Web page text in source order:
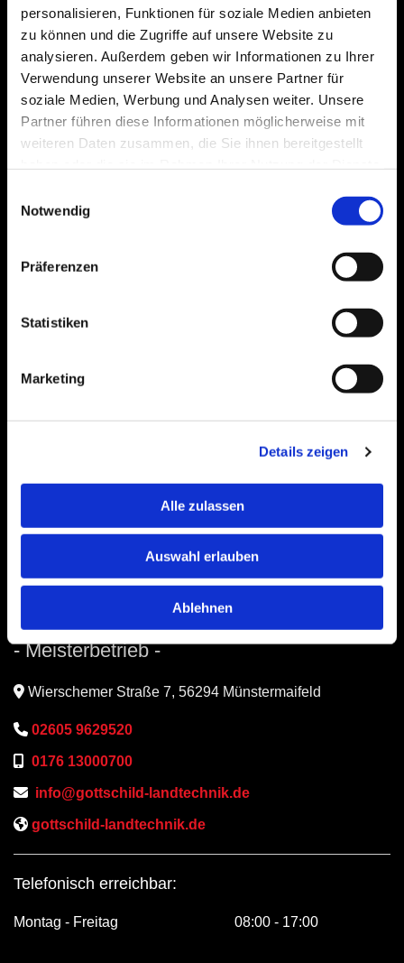
personalisieren, Funktionen für soziale Medien anbieten
zu können und die Zugriffe auf unsere Website zu
analysieren. Außerdem geben wir Informationen zu Ihrer
Verwendung unserer Website an unsere Partner für
soziale Medien, Werbung und Analysen weiter. Unsere
Partner führen diese Informationen möglicherweise mit
weiteren Daten zusammen, die Sie ihnen bereitgestellt
Notwendig
Präferenzen
Statistiken
Marketing
Details zeigen
Alle zulassen
Auswahl erlauben
Ablehnen
 0170 4857824
 info@puderbach-landtechnik.de
 www.puderbach-landtechnik.de
Telefonisch erreichbar:
Montag - Freitag
07:00 - 12:00
Bitte akzeptieren Sie Marketing-Cookies, um
Gottschild Landtechnik
- Meisterbetrieb -
 Wierschemer Straße 7, 56294 Münstermaifeld
 02605 9629520
0176 13000700
 info@gottschild-landtechnik.de
 gottschild-landtechnik.de
Telefonisch erreichbar:
Montag - Freitag 08:00 - 17:00